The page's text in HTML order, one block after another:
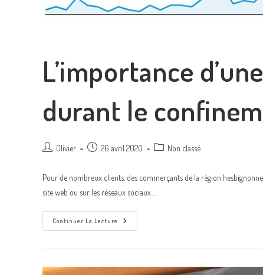
L’importance
durant le
Olivier 26 avril 2020 Non classé
Pour de nombreux clients, des commerçants de la région
site web ou sur les réseaux sociaux.…
Continuer La Lecture